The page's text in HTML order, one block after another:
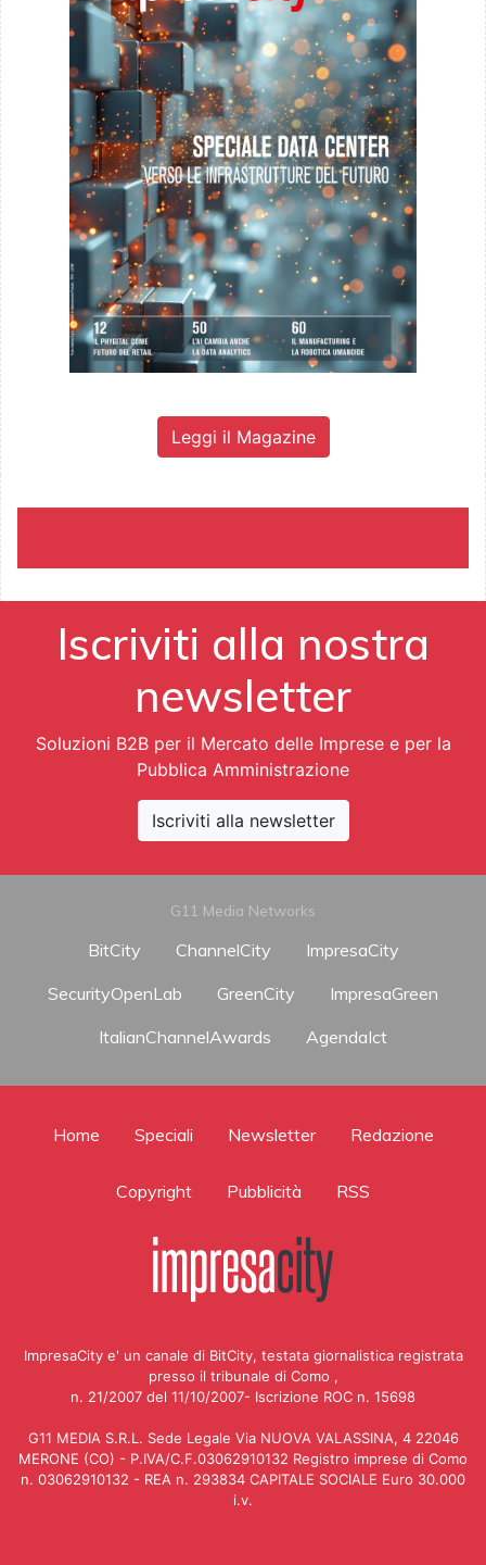
Leggi il Magazine
Iscriviti alla nostra
newsletter
Soluzioni B2B per il Mercato delle Imprese e per la
Pubblica Amministrazione
Iscriviti alla newsletter
G11 Media Networks
BitCity ChannelCity
ImpresaCity
SecurityOpenLab
GreenCity
ImpresaGreen
ItalianChannelAwards
AgendaIct
Home Speciali Newsletter Redazione
Copyright Pubblicità RSS
ImpresaCity e' un canale di BitCity, testata giornalistica registrata
presso il tribunale di Como ,
n. 21/2007 del 11/10/2007- Iscrizione ROC n. 15698
G11 MEDIA S.R.L. Sede Legale Via NUOVA VALASSINA, 4 22046
MERONE (CO) - P.IVA/C.F.03062910132 Registro imprese di Como
n. 03062910132 - REA n. 293834 CAPITALE SOCIALE Euro 30.000
i.v.